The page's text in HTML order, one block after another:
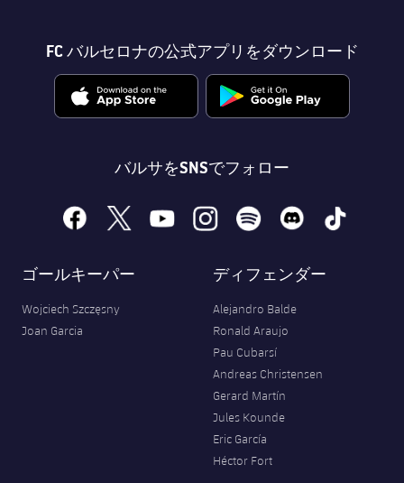
FC バルセロナの公式アプリをダウンロード
バルサをSNSでフォロー
facebook
x youtubeinstagramspotify discord tiktok
ゴールキーパー
Wojciech Szczęsny
Joan Garcia
ディフェンダー
Alejandro Balde
Ronald Araujo
Pau Cubarsí
Andreas Christensen
Gerard Martín
Jules Kounde
Eric García
Héctor Fort